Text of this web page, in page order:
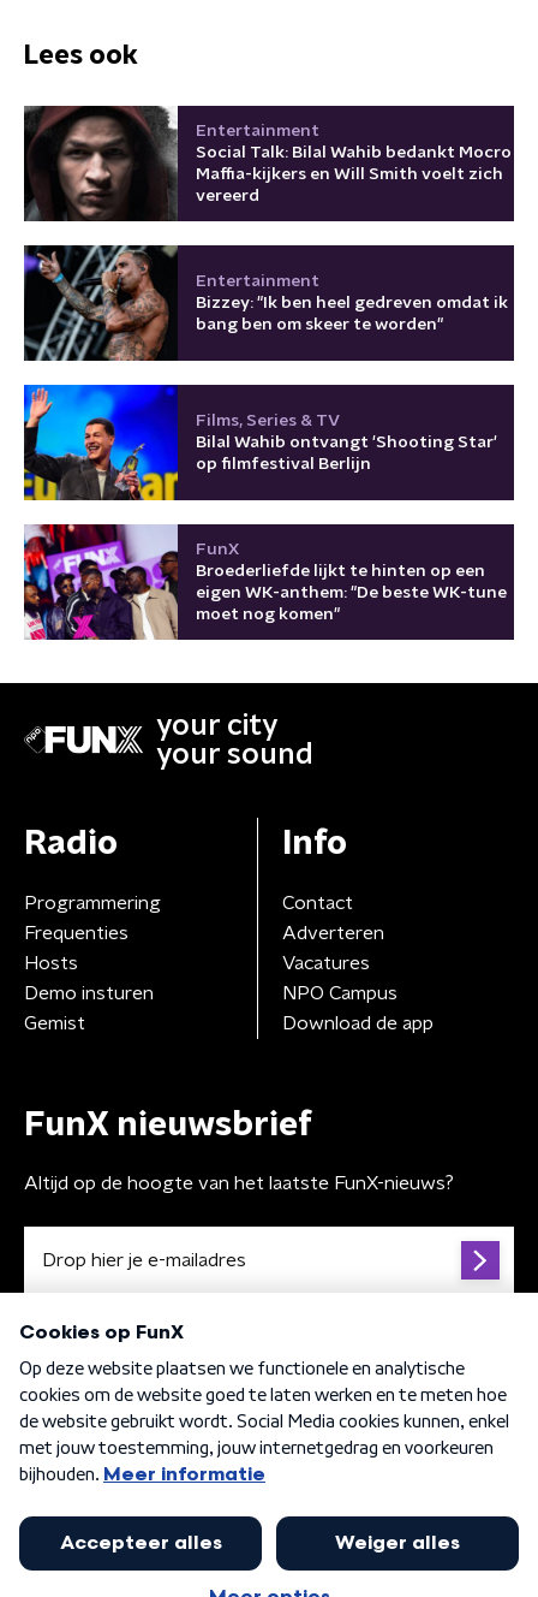
Lees ook
Entertainment
Social Talk: Bilal Wahib bedankt Mocro
Maffia-kijkers en Will Smith voelt zich
vereerd
Entertainment
Bizzey: "Ik ben heel gedreven omdat ik
bang ben om skeer te worden"
Films, Series & TV
Bilal Wahib ontvangt 'Shooting Star'
op filmfestival Berlijn
FunX
Broederliefde lijkt te hinten op een
eigen WK-anthem: "De beste WK-tune
moet nog komen"
your city
your sound
Radio
Programmering
Frequenties
Hosts
Demo insturen
Gemist
Info
Contact
Adverteren
Vacatures
NPO Campus
Download de app
FunX nieuwsbrief
Altijd op de hoogte van het laatste FunX-nieuws?
Algemene voorwaarden Privacybeleid